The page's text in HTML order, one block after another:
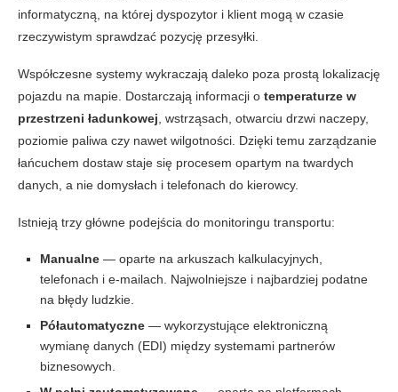
informatyczną, na której dyspozytor i klient mogą w czasie
rzeczywistym sprawdzać pozycję przesyłki.
Współczesne systemy wykraczają daleko poza prostą lokalizację
pojazdu na mapie. Dostarczają informacji o temperaturze w
przestrzeni ładunkowej , wstrząsach, otwarciu drzwi naczepy,
poziomie paliwa czy nawet wilgotności. Dzięki temu zarządzanie
łańcuchem dostaw staje się procesem opartym na twardych
danych, a nie domysłach i telefonach do kierowcy.
Istnieją trzy główne podejścia do monitoringu transportu:
Manualne — oparte na arkuszach kalkulacyjnych,
telefonach i e-mailach. Najwolniejsze i najbardziej podatne
na błędy ludzkie.
Półautomatyczne — wykorzystujące elektroniczną
wymianę danych (EDI) między systemami partnerów
biznesowych.